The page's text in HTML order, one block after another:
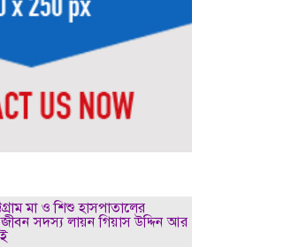
মা ও শিশু হাসপাতালের
সদস্য লায়ন গিয়াস উদ্দিন আর